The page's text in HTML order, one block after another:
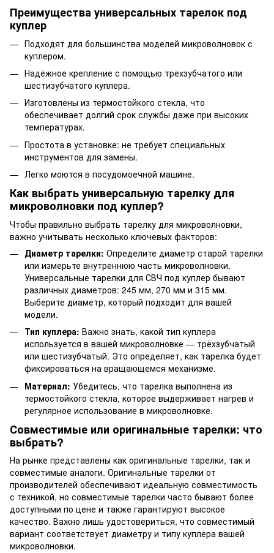
Преимущества универсальных тарелок под
куплер
Подходят для большинства моделей микроволновок с
куплером.
Надёжное крепление с помощью трёхзубчатого или
шестизубчатого куплера.
Изготовлены из термостойкого стекла, что
обеспечивает долгий срок службы даже при высоких
температурах.
Простота в установке: не требует специальных
инструментов для замены.
Легко моются в посудомоечной машине.
Как выбрать универсальную тарелку для
микроволновки под куплер?
Чтобы правильно выбрать тарелку для микроволновки,
важно учитывать несколько ключевых факторов:
Диаметр тарелки: Определите диаметр старой тарелки
или измерьте внутреннюю часть микроволновки.
Универсальные тарелки для СВЧ под куплер бывают
различных диаметров: 245 мм, 270 мм и 315 мм.
Выберите диаметр, который подходит для вашей
модели.
Тип куплера: Важно знать, какой тип куплера
используется в вашей микроволновке — трёхзубчатый
или шестизубчатый. Это определяет, как тарелка будет
фиксироваться на вращающемся механизме.
Материал: Убедитесь, что тарелка выполнена из
термостойкого стекла, которое выдерживает нагрев и
регулярное использование в микроволновке.
Совместимые или оригинальные тарелки: что
выбрать?
На рынке представлены как оригинальные тарелки, так и
совместимые аналоги. Оригинальные тарелки от
производителей обеспечивают идеальную совместимость
с техникой, но совместимые тарелки часто бывают более
доступными по цене и также гарантируют высокое
качество. Важно лишь удостовериться, что совместимый
вариант соответствует диаметру и типу куплера вашей
микроволновки.